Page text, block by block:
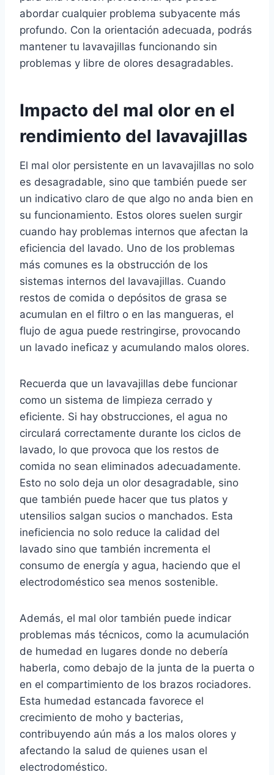
abordar cualquier problema subyacente más
profundo. Con la orientación adecuada, podrás
mantener tu lavavajillas funcionando sin
problemas y libre de olores desagradables.
Impacto del mal olor en el
rendimiento del lavavajillas
El mal olor persistente en un lavavajillas no solo
es desagradable, sino que también puede ser
un indicativo claro de que algo no anda bien en
su funcionamiento. Estos olores suelen surgir
cuando hay problemas internos que afectan la
eficiencia del lavado. Uno de los problemas
más comunes es la obstrucción de los
sistemas internos del lavavajillas. Cuando
restos de comida o depósitos de grasa se
acumulan en el filtro o en las mangueras, el
flujo de agua puede restringirse, provocando
un lavado ineficaz y acumulando malos olores.
Recuerda que un lavavajillas debe funcionar
como un sistema de limpieza cerrado y
eficiente. Si hay obstrucciones, el agua no
circulará correctamente durante los ciclos de
lavado, lo que provoca que los restos de
comida no sean eliminados adecuadamente.
Esto no solo deja un olor desagradable, sino
que también puede hacer que tus platos y
utensilios salgan sucios o manchados. Esta
ineficiencia no solo reduce la calidad del
lavado sino que también incrementa el
consumo de energía y agua, haciendo que el
electrodoméstico sea menos sostenible.
Además, el mal olor también puede indicar
problemas más técnicos, como la acumulación
de humedad en lugares donde no debería
haberla, como debajo de la junta de la puerta o
en el compartimiento de los brazos rociadores.
Esta humedad estancada favorece el
crecimiento de moho y bacterias,
contribuyendo aún más a los malos olores y
afectando la salud de quienes usan el
electrodoméstico.